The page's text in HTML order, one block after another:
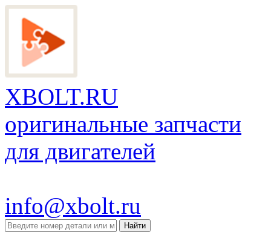
XBOLT.RU
оригинальные запчасти
для двигателей
info@xbolt.ru
Найти